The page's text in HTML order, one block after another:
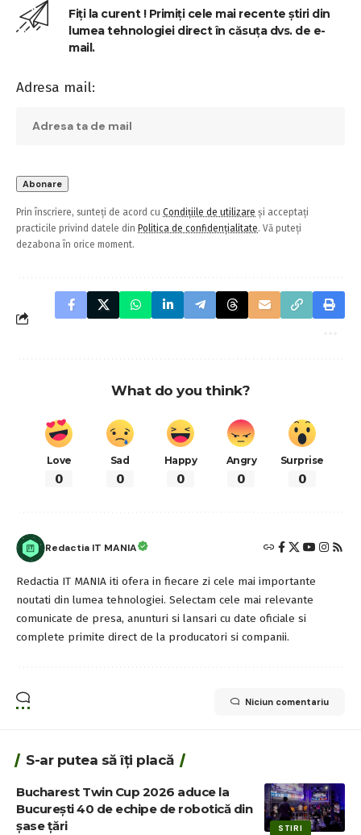
Fiți la curent ! Primiți cele mai recente știri din
lumea tehnologiei direct în căsuța dvs. de e-
mail.
Adresa mail:
Prin înscriere, sunteți de acord cu Condițiile de utilizare și acceptați
practicile privind datele din Politica de confidențialitate. Vă puteți
dezabona în orice moment.
What do you think?
Love
0
Sad
0
Happy
0
Angry
0
Surprise
0
Redactia IT MANIA
Redactia IT MANIA iti ofera in fiecare zi cele mai importante
noutati din lumea tehnologiei. Selectam cele mai relevante
comunicate de presa, anunturi si lansari cu date oficiale si
complete primite direct de la producatori si companii.
Niciun comentariu
S-ar putea să îți placă
STIRI
Bucharest Twin Cup 2026 aduce la
București 40 de echipe de robotică din
șase țări